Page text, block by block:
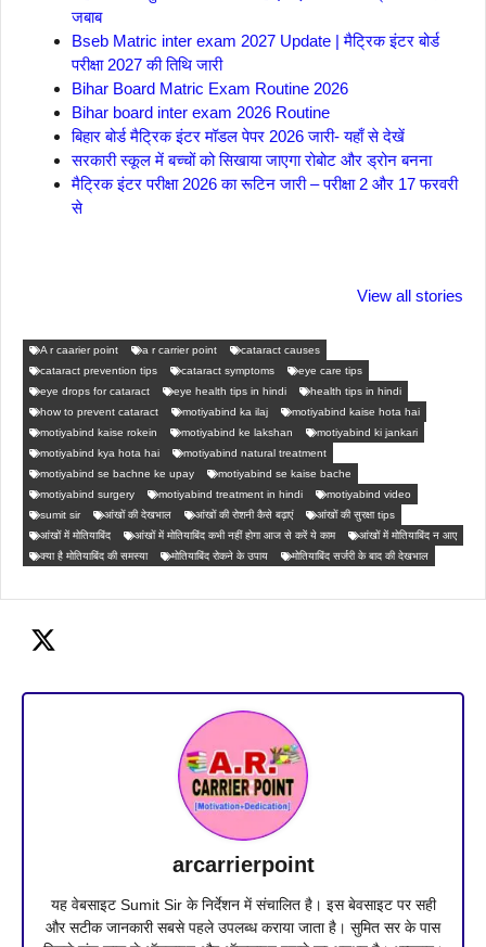
जबाब
Bseb Matric inter exam 2027 Update | मैट्रिक इंटर बोर्ड
परीक्षा 2027 की तिथि जारी
Bihar Board Matric Exam Routine 2026
Bihar board inter exam 2026 Routine
बिहार बोर्ड मैट्रिक इंटर मॉडल पेपर 2026 जारी- यहाँ से देखें
सरकारी स्कूल में बच्चों को सिखाया जाएगा रोबोट और ड्रोन बनना
मैट्रिक इंटर परीक्षा 2026 का रूटिन जारी – परीक्षा 2 और 17 फरवरी
से
View all stories
पिने के फायदे
A r caarier point a r carrier point
cataract causes
cataract prevention tips
cataract symptoms
eye care tips
eye drops for cataract
eye health tips in hindi
health tips in hindi
how to prevent cataract
motiyabind ka ilaj
motiyabind kaise hota hai
motiyabind kaise rokein
motiyabind ke lakshan
motiyabind ki jankari
motiyabind kya hota hai
motiyabind natural treatment
motiyabind se bachne ke upay
motiyabind se kaise bache
motiyabind surgery
motiyabind treatment in hindi
motiyabind video
sumit sir
आंखों की देखभाल आंखों की रोशनी कैसे बढ़ाएं
आंखों की सुरक्षा tips
आंखों में मोतियाबिंद
आंखों में मोतियाबिंद कभी नहीं होगा आज से करें ये काम
आंखों में मोतियाबिंद न आए
क्या है मोतियाबिंद की समस्या
मोतियाबिंद रोकने के उपाय मोतियाबिंद सर्जरी के बाद की देखभाल
arcarrierpoint
यह वेबसाइट Sumit Sir के निर्देशन में संचालित है। इस बेवसाइट पर सही
और सटीक जानकारी सबसे पहले उपलब्ध कराया जाता है। सुमित सर के पास